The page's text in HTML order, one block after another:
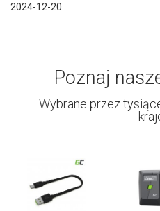
2024-12-20
Poznaj
Wybrane przez